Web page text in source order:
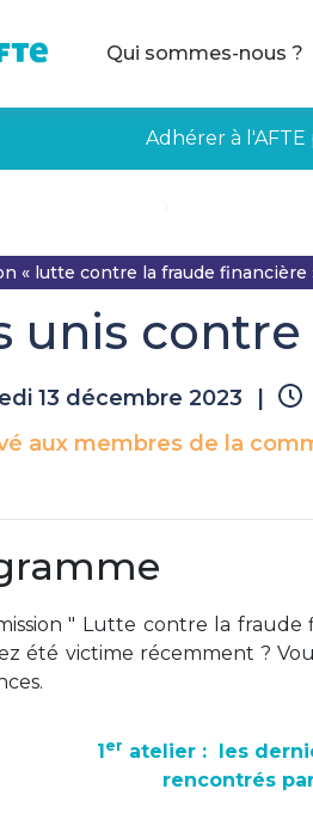
Qui sommes-nous ?
Adhérer à
« lutte contre la fraude financière
unis
13 décembre 2023
aux membres de la
" Lutte contre la
été victime récemment ?
1er atelier : les
rencontrés